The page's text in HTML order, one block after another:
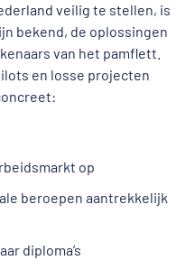
veilig te stellen, is
bekend, de oplossingen
van het pamflett.
en losse projecten
op
beroepen aantrekkelijk
diploma’s